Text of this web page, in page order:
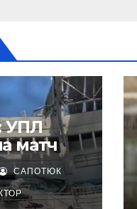
УПЛ
матч
—
в
САПОТЮК